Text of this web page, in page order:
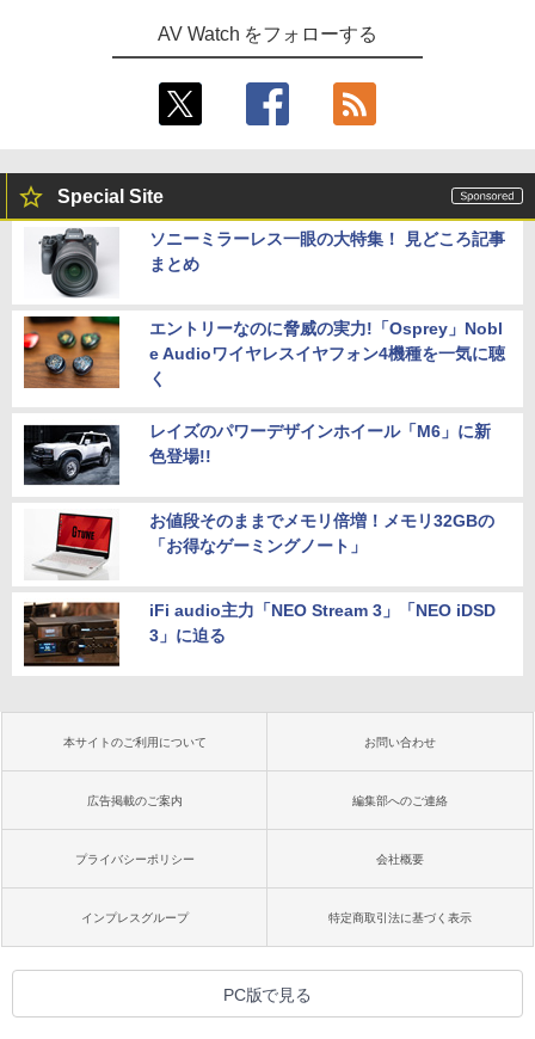
AV Watch をフォローする
Special Site
ソニーミラーレス一眼の大特集！ 見どころ記事
まとめ
エントリーなのに脅威の実力!「Osprey」Nobl
e Audioワイヤレスイヤフォン4機種を一気に聴
く
レイズのパワーデザインホイール「M6」に新
色登場!!
お値段そのままでメモリ倍増！メモリ32GBの
「お得なゲーミングノート」
iFi audio主力「NEO Stream 3」「NEO iDSD
3」に迫る
本サイトのご利用について お問い合わせ
広告掲載のご案内 編集部へのご連絡
プライバシーポリシー 会社概要
インプレスグループ 特定商取引法に基づく表示
PC版で見る